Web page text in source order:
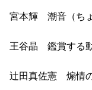
宮本輝 潮音（ち
王谷晶 鑑賞する
辻田真佐憲 煽情